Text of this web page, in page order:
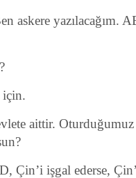
askere yazılacağım.
için.
aittir.
Çin’i işgal ederse,